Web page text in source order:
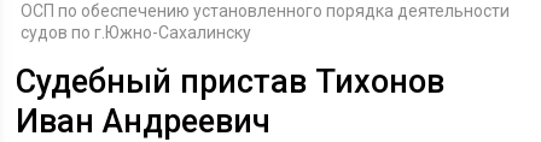
ОСП по обеспечению установленного порядка деятельности
судов по г.Южно-Сахалинску
Судебный пристав Тихонов
Иван Андреевич